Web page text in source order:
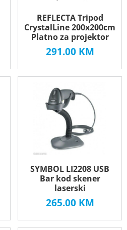
REFLECTA Tripod
CrystalLine 200x200cm
Platno za projektor
291.00 KM
SYMBOL LI2208 USB
Bar kod skener
laserski
265.00 KM